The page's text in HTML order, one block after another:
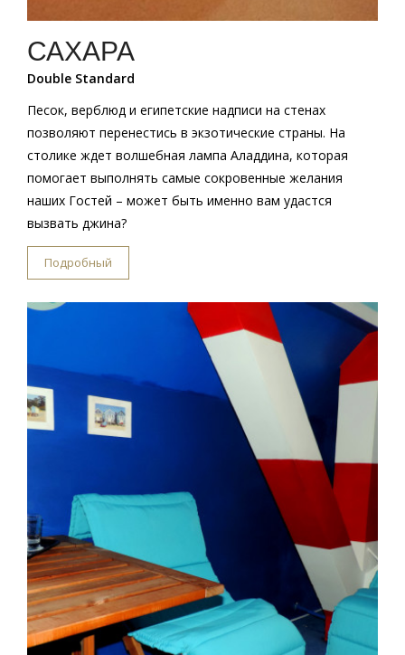
САХАРА
Double Standard
Песок, верблюд и египетские надписи на стенах
позволяют перенестись в экзотические страны. На
столике ждет волшебная лампа Аладдина, которая
помогает выполнять самые сокровенные желания
наших Гостей – может быть именно вам удастся
вызвать джина?
Подробный